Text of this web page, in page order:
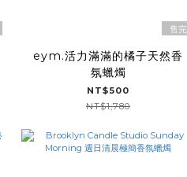
售完
eym.活力滿滿的橘子天然香
氛蠟燭
NT$500
NT$1,780